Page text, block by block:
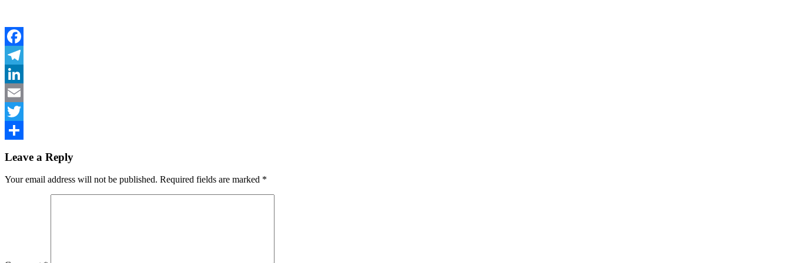
Facebook
Telegram
LinkedIn
Email
Twitter
Leave a Reply
Your email address will not be published. Required fields are marked *